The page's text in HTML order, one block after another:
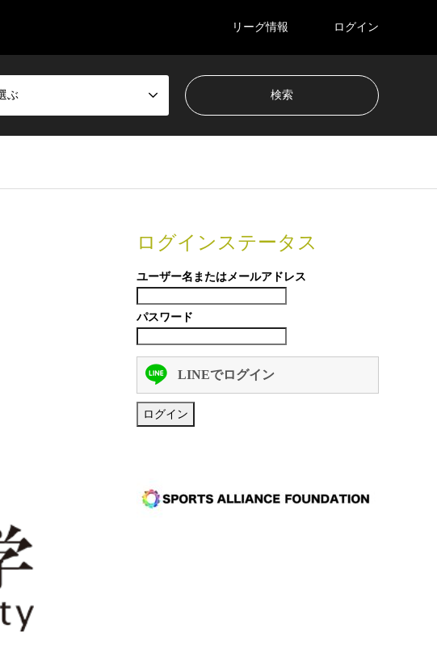
リーグ情報 ログイン
ぶ
ログインステータス
ユーザー名またはメールアドレス
パスワード
LINEでログイン